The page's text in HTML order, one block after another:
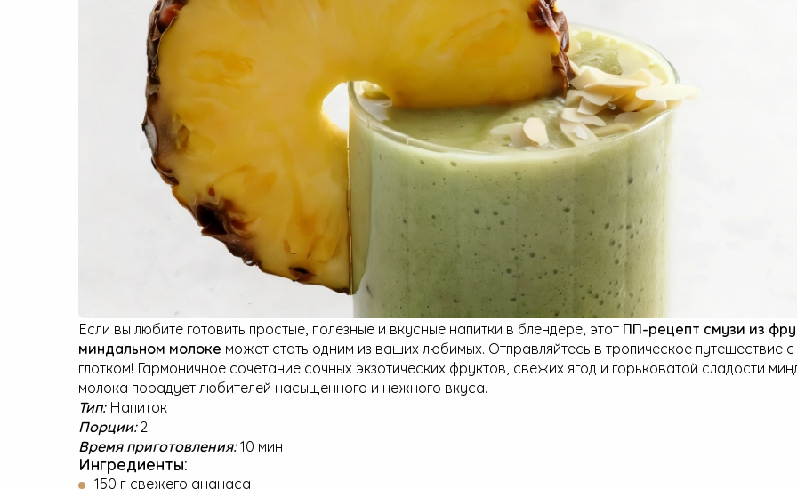
Если вы любите готовить простые, полезные и вкусные напитки в блендере, этот ПП-рецепт смузи из
миндальном молоке может стать одним из ваших любимых. Отправляйтесь в тропическое путешествие
глотком! Гармоничное сочетание сочных экзотических фруктов, свежих ягод и горьковатой сладости
молока порадует любителей насыщенного и нежного вкуса.
Тип:Напиток
Порции:2
Время приготовления:10 мин
Ингредиенты:
150 г свежего ананаса